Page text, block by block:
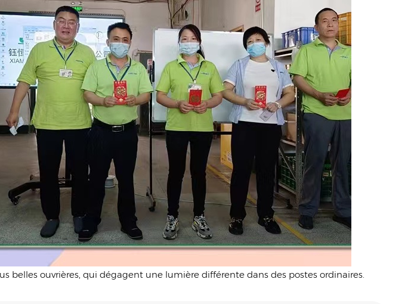
belles ouvrières, qui dégagent une lumière différente dans des postes ordinaires.